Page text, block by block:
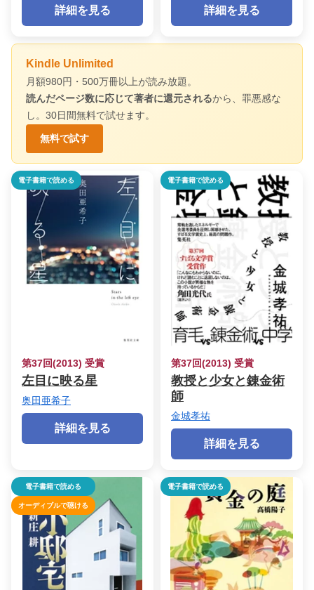
詳細を見る 詳細を見る
Kindle Unlimited
月額980円・500万冊以上が読み放題。
読んだページ数に応じて著者に還元されるから、罪悪感な
し。30日間無料で試せます。
無料で試す
電子書籍で読める
第37回(2013) 受賞
左目に映る星
奥田亜希子
詳細を見る
電子書籍で読める
第37回(2013) 受賞
教授と少女と錬金術
師
金城孝祐
詳細を見る
電子書籍で読める
オーディブルで聴ける
電子書籍で読める